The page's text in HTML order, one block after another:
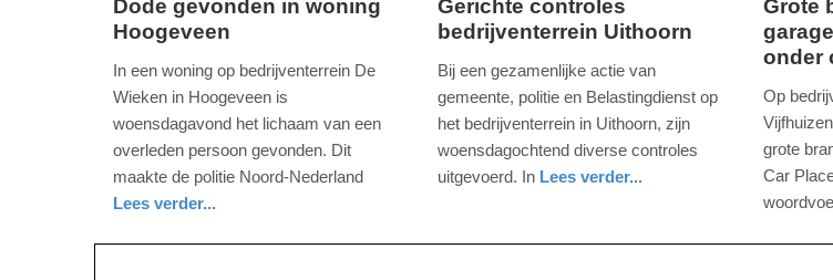
woensdag,
09-
Dode gevonden in woning
Hoogeveen
In een woning op bedrijventerrein De
Wieken in Hoogeveen is
woensdagavond het lichaam van een
overleden persoon gevonden. Dit
maakte de politie Noord-Nederland
Lees verder...
donderdag,
november
2017
09-
Gerichte controles
bedrijventerrein Uithoorn
Bij een gezamenlijke actie van
gemeente, politie en Belastingdienst op
het bedrijventerrein in Uithoorn, zijn
woensdagochtend diverse controles
uitgevoerd. In Lees verder...
27.
2017
13:58
09-
Grote
onder
Op
grote
Car
holland